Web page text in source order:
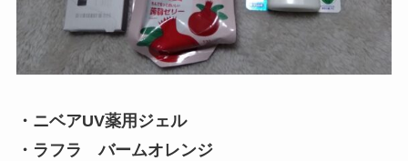
・ニベアUV薬用ジェル
・ラフラ バームオレンジ